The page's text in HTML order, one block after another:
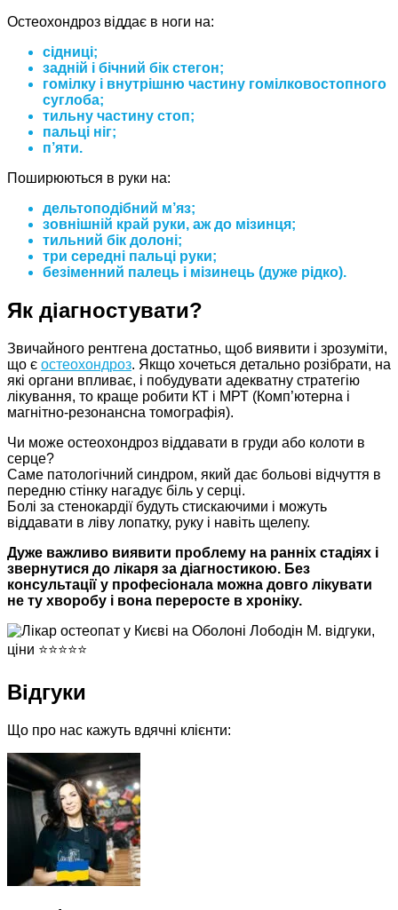
Остеохондроз віддає в ноги на:
сідниці;
задній і бічний бік стегон;
гомілку і внутрішню частину гомілковостопного
суглоба;
тильну частину стоп;
пальці ніг;
п’яти.
Поширюються в руки на:
дельтоподібний м’яз;
зовнішній край руки, аж до мізинця;
тильний бік долоні;
три середні пальці руки;
безіменний палець і мізинець (дуже рідко).
Як діагностувати?
Звичайного рентгена достатньо, щоб виявити і зрозуміти,
що є остеохондроз. Якщо хочеться детально розібрати, на
які органи впливає, і побудувати адекватну стратегію
лікування, то краще робити КТ і МРТ (Комп’ютерна і
магнітно-резонансна томографія).
Чи може остеохондроз віддавати в груди або колоти в
серце?
Саме патологічний синдром, який дає больові відчуття в
передню стінку нагадує біль у серці.
Болі за стенокардії будуть стискаючими і можуть
віддавати в ліву лопатку, руку і навіть щелепу.
Дуже важливо виявити проблему на ранніх стадіях і
звернутися до лікаря за діагностикою. Без
консультації у професіонала можна довго лікувати
не ту хворобу і вона переросте в хроніку.
Відгуки
Що про нас кажуть вдячні клієнти: